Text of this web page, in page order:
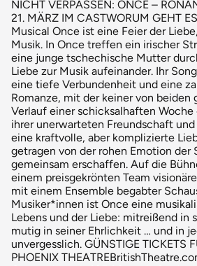
NICHT VERPASSEN: ONCE –
21. MÄRZ IM CASTWORUM GEHT
Musical Once ist eine Feier der
Musik. In Once treffen ein irischer
eine junge tschechische Mutter
Liebe zur Musik aufeinander. Ihr
eine tiefe Verbundenheit und eine
Romanze, mit der keiner von beiden
Verlauf einer schicksalhaften
ihrer unerwarteten Freundschaft
eine kraftvolle, aber komplizierte
getragen von der rohen Emotion der
gemeinsam erschaffen. Auf die
einem preisgekrönten Team
mit einem Ensemble begabter
Musiker*innen ist Once eine
Lebens und der Liebe: mitreißend in
mutig in seiner Ehrlichkeit … und in
unvergesslich. GÜNSTIGE TICKETS
PHOENIX